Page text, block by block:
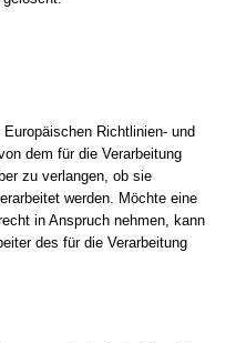
Richtlinien- und
dem für die Verarbeitung
zu verlangen, ob sie
werden. Möchte eine
in Anspruch nehmen, kann
des für die Verarbeitung